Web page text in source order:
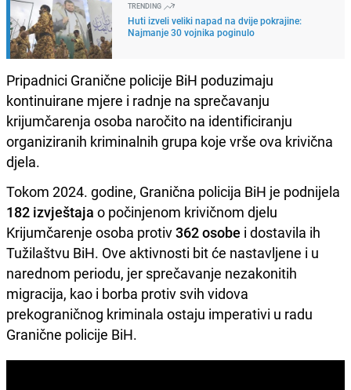
TRENDING
Huti izveli veliki napad na dvije pokrajine:
Najmanje 30 vojnika poginulo
Pripadnici Granične policije BiH poduzimaju
kontinuirane mjere i radnje na sprečavanju
krijumčarenja osoba naročito na identificiranju
organiziranih kriminalnih grupa koje vrše ova krivična
djela.
Tokom 2024. godine, Granična policija BiH je podnijela
182 izvještaja o počinjenom krivičnom djelu
Krijumčarenje osoba protiv362 osobe i dostavila ih
Tužilaštvu BiH. Ove aktivnosti bit će nastavljene i u
narednom periodu, jer sprečavanje nezakonitih
migracija, kao i borba protiv svih vidova
prekograničnog kriminala ostaju imperativi u radu
Granične policije BiH.